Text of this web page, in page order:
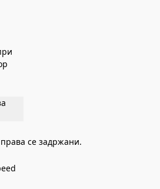
се задржани.